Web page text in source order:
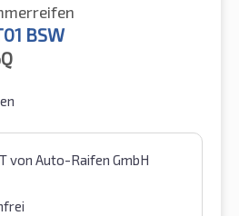
BSW
von Auto-Raifen GmbH